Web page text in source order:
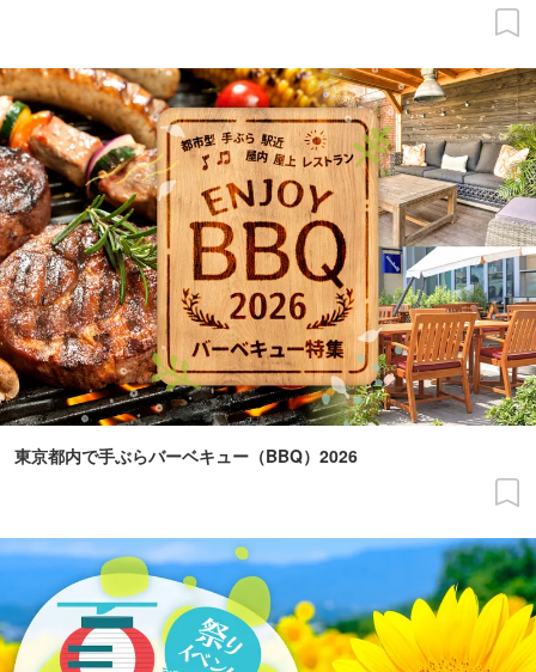
東京都内で手ぶらバーベキュー（BBQ）2026